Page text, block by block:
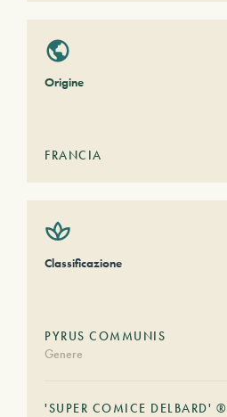
Origine
FRANCIA
Classificazione
PYRUS COMMUNIS
Genere
'SUPER COMICE DELBARD' ®